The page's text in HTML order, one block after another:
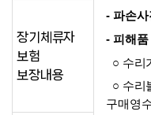
- 파손사
- 피해품
○ 수리
○ 수리
구매영
장기체류자
보험
보장내용